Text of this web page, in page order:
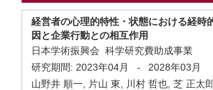
経営者の心理的特性・状態における経時
因と企業行動との相互作用
日本学術振興会 科学研究費助成事業
研究期間: 2023年04月 -
2028年03月
山野井 順一, 片山 東, 川村 哲也, 芝 正太